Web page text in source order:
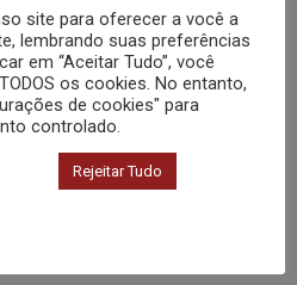
site para oferecer a você a
lembrando suas preferências
em “Aceitar Tudo”, você
os cookies. No entanto,
de cookies" para
controlado.
Rejeitar Tudo